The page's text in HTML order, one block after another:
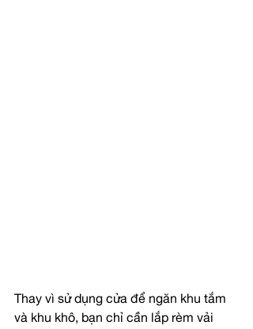
Thay vì sử dụng cửa để ngăn khu tắm
và khu khô, bạn chỉ cần lắp rèm vải